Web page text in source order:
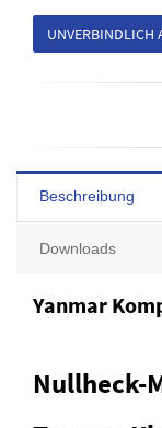
UNVERBINDLICH
Beschreibung
Downloads
Yanmar
Nullheck-